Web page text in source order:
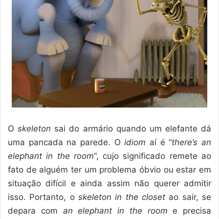
Oskeleton sai do armário quando um elefante dá
uma pancada na parede. Oidiom aí é “there’s an
elephant in the room“, cujo significado remete ao
fato de alguém ter um problema óbvio ou estar em
situação difícil e ainda assim não querer admitir
isso. Portanto, o skeleton in the closet ao sair, se
depara com an elephant in the room e precisa